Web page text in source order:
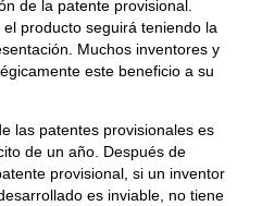
de la patente provisional.
producto seguirá teniendo la
Muchos inventores y
este beneficio a su
las patentes provisionales es
de un año. Después de
provisional, si un inventor
es inviable, no tiene